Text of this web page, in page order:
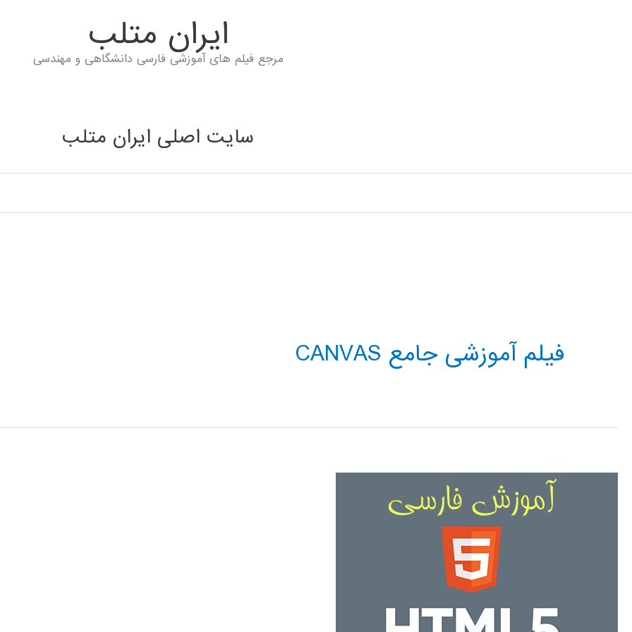
ايران متلب
مرجع فیلم های آموزشی فارسی دانشگاهی و مهندسی
سایت اصلی ایران متلب
فیلم آموزشی جامع CANVAS